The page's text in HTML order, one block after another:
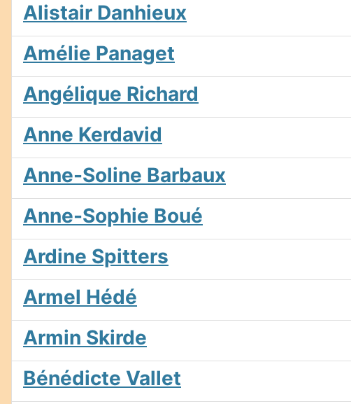
Alistair Danhieux
Amélie Panaget
Angélique Richard
Anne Kerdavid
Anne-Soline Barbaux
Anne-Sophie Boué
Ardine Spitters
Armel Hédé
Armin Skirde
Bénédicte Vallet